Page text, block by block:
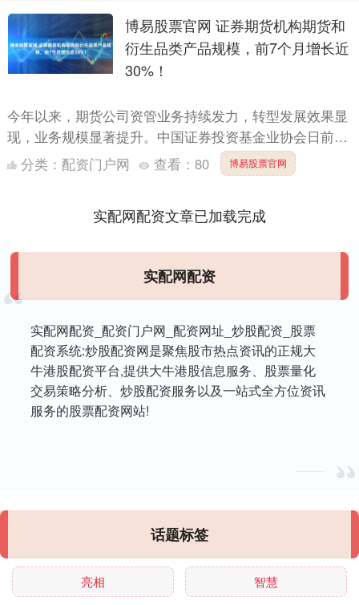
博易股票官网 证券期货机构期货和
衍生品类产品规模，前7个月增长近
30%！
今年以来，期货公司资管业务持续发力，转型发展效果显
现，业务规模显著提升。中国证券投资基金业协会日前发
布的数据显示，截至2025年7月底，期货公司及其资管子
公司私....
分类： 配资门户网 查看： 80 博易股票官网
实配网配资文章已加载完成
实配网配资
实配网配资_配资门户网_配资网址_炒股配资_股票
配资系统:炒股配资网是聚焦股市热点资讯的正规大
牛港股配资平台,提供大牛港股信息服务、股票量化
交易策略分析、炒股配资服务以及一站式全方位资讯
服务的股票配资网站!
话题标签
亮相 智慧